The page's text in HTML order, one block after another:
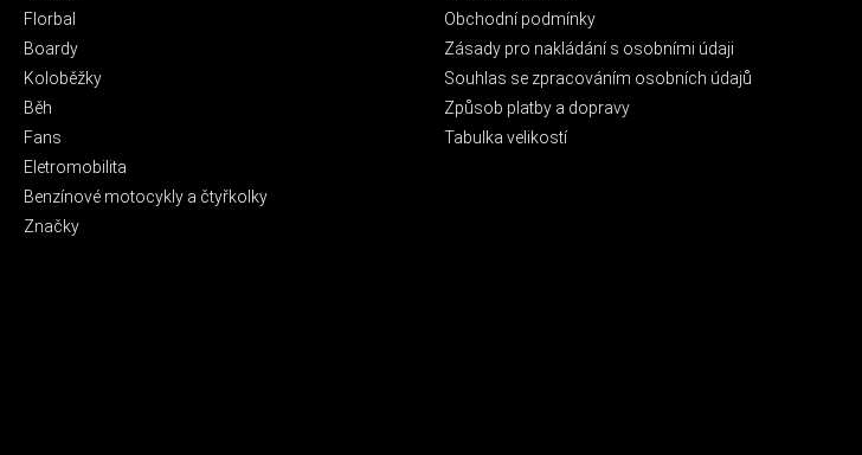
Florbal
Boardy
Koloběžky
Běh
Fans
Eletromobilita
Benzínové motocykly a čtyřkolky
Značky
Obchodní podmínky
Zásady pro nakládání s osobními údaji
Souhlas se zpracováním osobních údajů
Způsob platby a dopravy
Tabulka velikostí